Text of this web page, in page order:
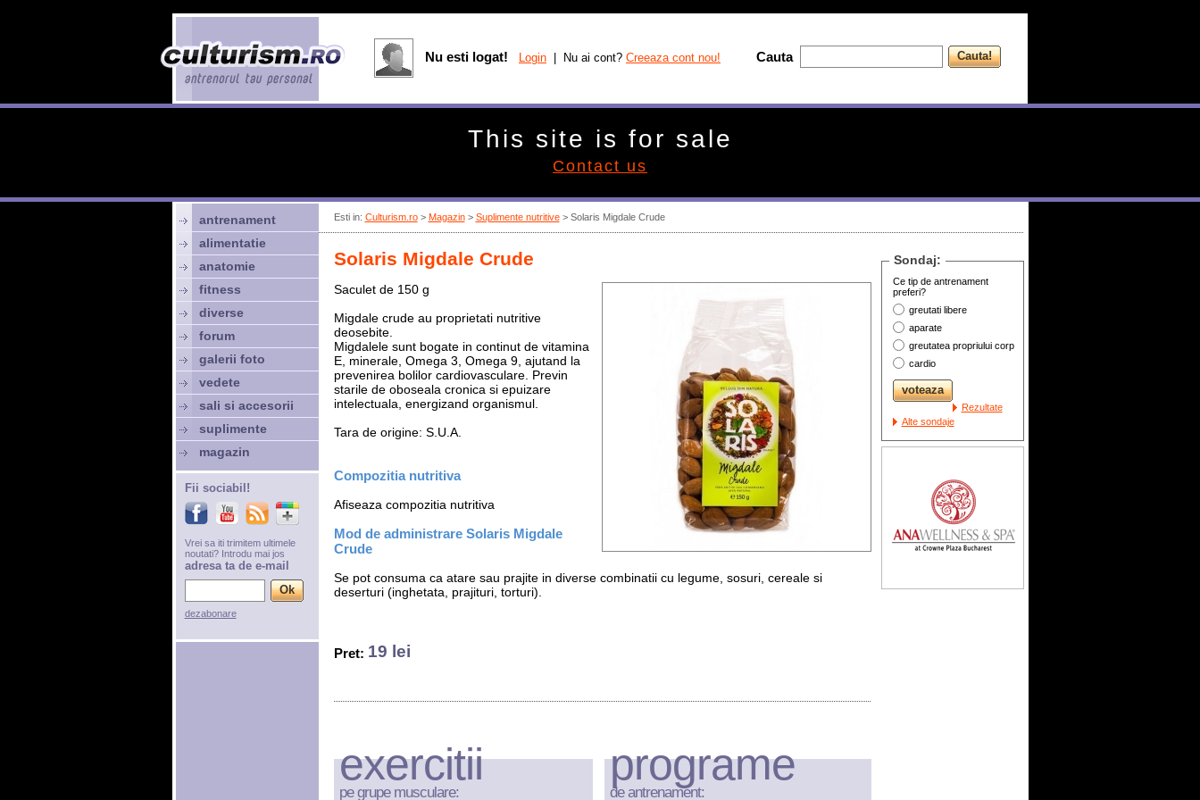
Esti in: Culturism.ro> Magazin> Suplimente nutritive> Solaris Migdale Crude
Solaris Migdale Crude
Saculet de 150 g
Migdale crude au proprietati nutritive
deosebite.
Migdalele sunt bogate in continut de vitamina
E, minerale, Omega 3, Omega 9, ajutand la
prevenirea bolilor cardiovasculare. Previn
starile de oboseala cronica si epuizare
intelectuala, energizand organismul.
Tara de origine: S.U.A.
Compozitia nutritiva
Afiseaza compozitia nutritiva
Mod de administrare Solaris Migdale
Crude
Se pot consuma ca atare sau prajite in diverse combinatii cu legume, sosuri, cereale si
deserturi (inghetata, prajituri, torturi).
Pret: 19 lei
Sondaj:
Ce tip de antrenament
preferi?
greutati libere
aparate
greutatea propriului corp
cardio
Rezultate
Alte sondaje
exercitii
pe grupe musculare:
programe
de antrenament:
antrenament
alimentatie
anatomie
fitness
diverse
forum
galerii foto
vedete
sali si accesorii
suplimente
magazin
Fii sociabil!
Vrei sa iti trimitem ultimele
noutati? Introdu mai jos
adresa ta de e-mail
dezabonare
Nu esti logat! Login | Nu ai cont? Creeaza cont nou! Cauta
This site is for sale
Contact us